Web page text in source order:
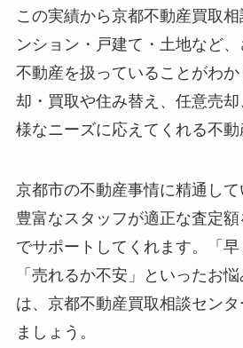
この実績から京都不動産買取
ンション・戸建て・土地など
不動産を扱っていることがわ
却・買取や住み替え、任意売
様なニーズに応えてくれる不動
京都市の不動産事情に精通し
豊富なスタッフが適正な査定
でサポートしてくれます。「早
「売れるか不安」といったお
は、京都不動産買取相談セン
ましょう。